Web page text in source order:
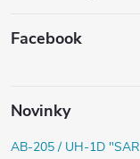
Facebook
Novinky
AB-205 / UH-1D